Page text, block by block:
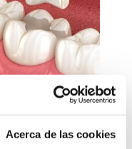
Acerca de las cookies